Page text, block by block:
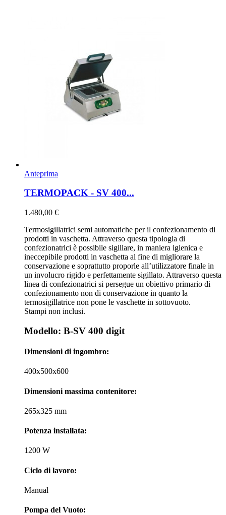
Anteprima
TERMOPACK - SV 400...
1.480,00 €
Termosigillatrici semi automatiche per il confezionamento di
prodotti in vaschetta. Attraverso questa tipologia di
confezionatrici è possibile sigillare, in maniera igienica e
ineccepibile prodotti in vaschetta al fine di migliorare la
conservazione e soprattutto proporle all’utilizzatore finale in
un involucro rigido e perfettamente sigillato. Attraverso questa
linea di confezionatrici si persegue un obiettivo primario di
confezionamento non di conservazione in quanto la
termosigillatrice non pone le vaschette in sottovuoto.
Stampi non inclusi.
Modello: B-SV 400 digit
Dimensioni di ingombro:
400x500x600
Dimensioni massima contenitore:
265x325 mm
Potenza installata:
1200 W
Ciclo di lavoro:
Manual
Pompa del Vuoto: